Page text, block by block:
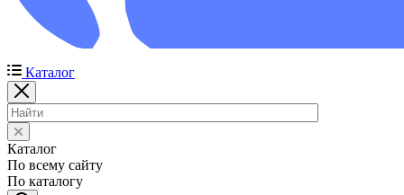
Каталог
Каталог
По всему сайту
По каталогу